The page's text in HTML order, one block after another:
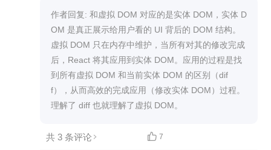
作者回复: 和虚拟 DOM 对应的是实体 DOM，实体 D
OM 是真正展示给用户看的 UI 背后的 DOM 结构。
虚拟 DOM 只在内存中维护，当所有对其的修改完成
后，React 将其应用到实体 DOM。应用的过程是找
到所有虚拟 DOM 和当前实体 DOM 的区别（dif
f），从而高效的完成应用（修改实体 DOM）过程。
理解了 diff 也就理解了虚拟 DOM。
共 3 条评论  7